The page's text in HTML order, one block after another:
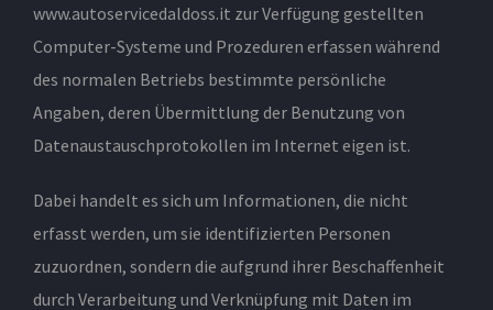
www.autoservicedaldoss.it zur Verfügung gestellten
Computer-Systeme und Prozeduren erfassen während
des normalen Betriebs bestimmte persönliche
Angaben, deren Übermittlung der Benutzung von
Datenaustauschprotokollen im Internet eigen ist.
Dabei handelt es sich um Informationen, die nicht
erfasst werden, um sie identifizierten Personen
zuzuordnen, sondern die aufgrund ihrer Beschaffenheit
durch Verarbeitung und Verknüpfung mit Daten im